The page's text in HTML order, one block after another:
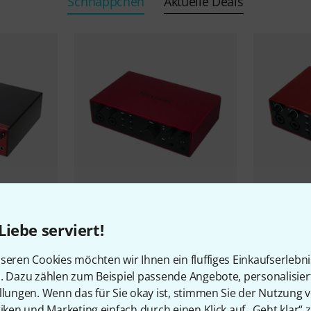
serviert!
Cookies möchten wir Ihnen ein fluffiges
Dazu zählen zum Beispiel passende Angebote,
Wenn das für Sie okay ist, stimmen Sie der Nutzung
B-Stock